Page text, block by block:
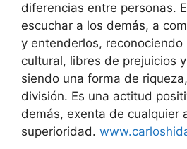
diferencias entre personas.
escuchar a los demás, a
y entenderlos, reconociendo
cultural, libres de prejuicios
siendo una forma de
división. Es una actitud
demás, exenta de cualquier
superioridad.